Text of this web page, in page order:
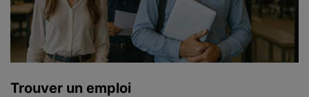
Trouver un emploi